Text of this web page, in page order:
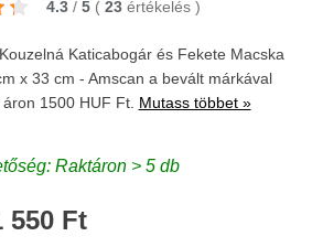
4.3 / 5 ( 23 értékelés )
Katicabogár és Fekete Macska
x 33 cm - Amscan a bevált márkával
1500 HUF Ft. Mutass többet »
Raktáron > 5 db
550 Ft